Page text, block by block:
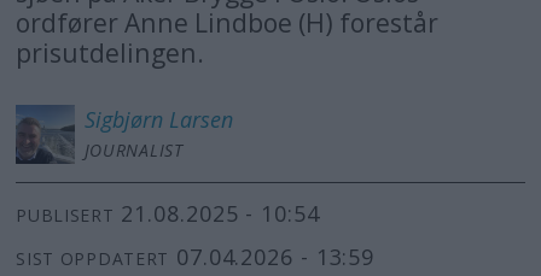
ordfører Anne Lindboe (H) forestår
prisutdelingen.
Sigbjørn Larsen
JOURNALIST
PUBLISERT 21.08.2025 - 10:54
SIST OPPDATERT 07.04.2026 - 13:59